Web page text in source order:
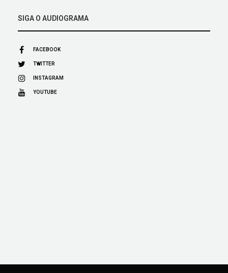
SIGA O AUDIOGRAMA
FACEBOOK
TWITTER
INSTAGRAM
YOUTUBE